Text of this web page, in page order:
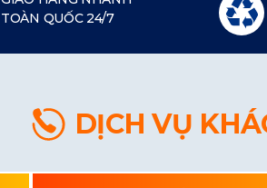
TOÀN QUỐC 24/7
DỊCH VỤ